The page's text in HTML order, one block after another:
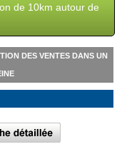
de 10km autour de
DES VENTES DANS UN